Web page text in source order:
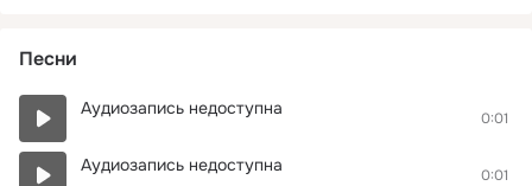
Песни
Аудиозапись недоступна 0:01
Аудиозапись недоступна 0:01